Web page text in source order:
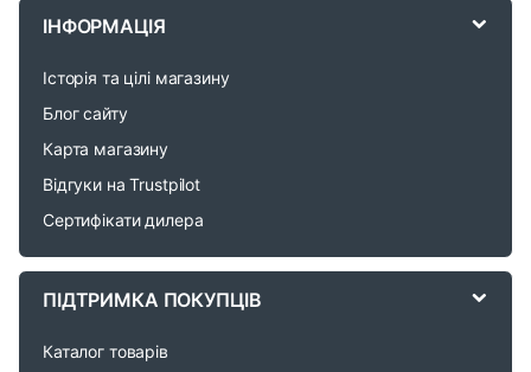
C
ІНФОРМАЦІЯ
Історія та цілі магазину
Блог сайту
Карта магазину
Відгуки на Trustpilot
Сертифікати дилера
ПІДТРИМКА ПОКУПЦІВ
Каталог товарів